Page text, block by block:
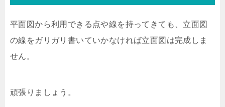
平面図から利用できる点や線を持ってきても、立面図
の線をガリガリ書いていかなければ立面図は完成しま
せん。
頑張りましょう。